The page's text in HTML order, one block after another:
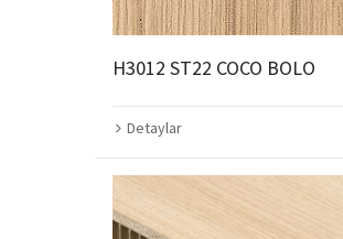
H3012 ST22 COCO BOLO
Detaylar